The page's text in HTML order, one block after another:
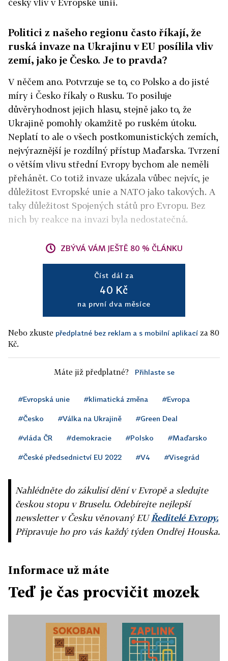
český vliv v Evropské unii.
Politici z našeho regionu často říkají, že
ruská invaze na Ukrajinu v EU posílila vliv
zemí, jako je Česko. Je to pravda?
V něčem ano. Potvrzuje se to, co Polsko a do jisté
míry i Česko říkaly o Rusku. To posiluje
důvěryhodnost jejich hlasu, stejně jako to, že
Ukrajině pomohly okamžitě po ruském útoku.
Neplatí to ale o všech postkomunistických zemích,
nejvýraznější je rozdílný přístup Maďarska. Tvrzení
o větším vlivu střední Evropy bychom ale neměli
přehánět. Co totiž invaze ukázala vůbec nejvíc, je
důležitost Evropské unie a NATO jako takových. A
taky důležitost Spojených států pro Evropu. Bez
nich by reakce na invazi byla nedostatečná.
ZBÝVÁ VÁM JEŠTĚ 80 % ČLÁNKU
Číst dál za
40 Kč
na první dva měsíce
Nebo zkuste předplatné bez reklam a s mobilní aplikací za 80
Kč.
Máte již předplatné? Přihlaste se
#Evropská unie #klimatická změna #Evropa
#Česko #Válka na Ukrajině #Green Deal
#vláda ČR #demokracie #Polsko #Maďarsko
#České předsednictví EU 2022 #V4 #Visegrád
Nahlédněte do zákulisí dění v Evropě a sledujte
českou stopu v Bruselu. Odebírejte nejlepší
newsletter v Česku věnovaný EUŘeditelé Evropy.
Připravuje ho pro vás každý týden Ondřej Houska.
Informace už máte
Teď je čas procvičit mozek